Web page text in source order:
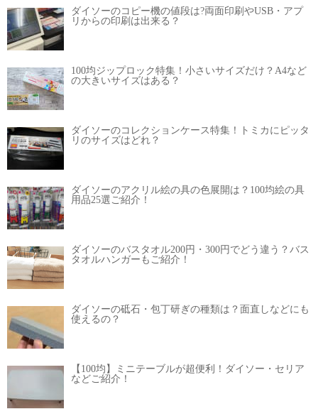
ダイソーのコピー機の値段は?両面印刷やUSB・アプ
リからの印刷は出来る？
100均ジップロック特集！小さいサイズだけ？A4など
の大きいサイズはある？
ダイソーのコレクションケース特集！トミカにピッタ
リのサイズはどれ？
ダイソーのアクリル絵の具の色展開は？100均絵の具
用品25選ご紹介！
ダイソーのバスタオル200円・300円でどう違う？バス
タオルハンガーもご紹介！
ダイソーの砥石・包丁研ぎの種類は？面直しなどにも
使えるの？
【100均】ミニテーブルが超便利！ダイソー・セリア
などご紹介！